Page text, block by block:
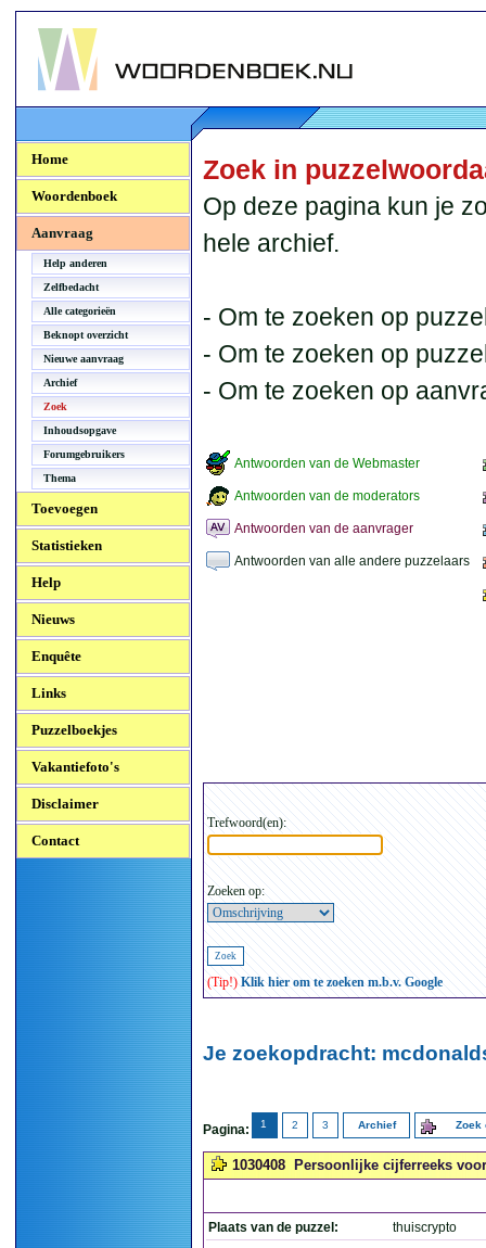
Woordenboek.NU
Home
Woordenboek
Aanvraag
Help anderen
Zelfbedacht
Alle categorieën
Beknopt overzicht
Nieuwe aanvraag
Archief
Zoek
Inhoudsopgave
Forumgebruikers
Thema
Toevoegen
Statistieken
Help
Nieuws
Enquête
Links
Puzzelboekjes
Vakantiefoto's
Disclaimer
Contact
Zoek in
Op deze pagina kun je
hele archief.
- Om te zoeken op
- Om te zoeken op
- Om te zoeken op
Antwoorden van de Webmaster
Antwoorden van de moderators
Antwoorden van de aanvrager
Antwoorden van alle andere puzzelaars
Trefwoord(en):
Zoeken op:
(Tip!) Klik hier om te zoeken m.b.v. Google
Je zoekopdracht:
Pagina: 1 2 3 Archief Zoek
1030408 Persoonlijke cijferreeks
Plaats van de puzzel:
thuiscrypto